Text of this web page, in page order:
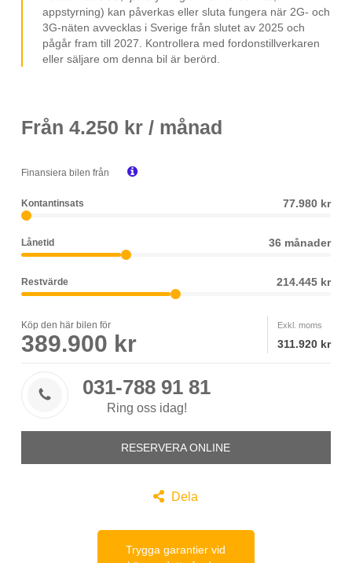
12V Uttag
Isofix
MOMS / VAT.
appstyrning) kan påverkas eller sluta fungera när 2G- och
3G-näten avvecklas i Sverige från slutet av 2025 och
pågår fram till 2027. Kontrollera med fordonstillverkaren
eller säljare om denna bil är berörd.
Från 4.250 kr / månad
Finansiera bilen från 
Kontantinsats 77.980 kr
Lånetid 36 månader
Restvärde 214.445 kr
Köp den här bilen för
389.900 kr
Exkl. moms
311.920 kr
 031-788 91 81
Ring oss idag!
RESERVERA ONLINE
 Dela
Trygga garantier vid